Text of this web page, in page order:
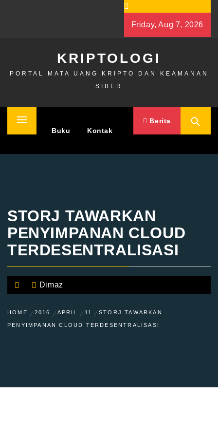
Friday, Aug 7, 2026
KRIPTOLOGI
PORTAL MATA UANG KRIPTO DAN KEAMANAN
SIBER
Primary
Buku Kontak
Berita
STORJ TAWARKAN
PENYIMPANAN CLOUD
TERDESENTRALISASI
Dimaz
HOME 2016 APRIL 11 STORJ TAWARKAN
PENYIMPANAN CLOUD TERDESENTRALISASI